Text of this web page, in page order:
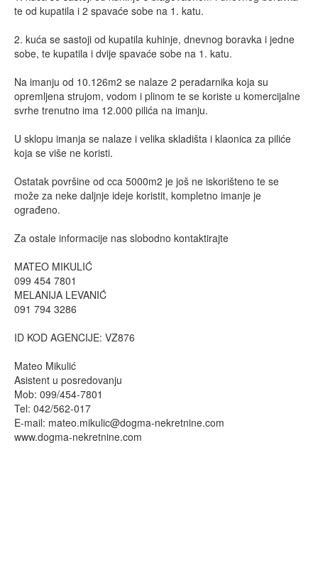
te od kupatila i 2 spavaće sobe na 1. katu.
2. kuća se sastoji od kupatila kuhinje, dnevnog boravka i jedne
sobe, te kupatila i dvije spavaće sobe na 1. katu.
Na imanju od 10.126m2 se nalaze 2 peradarnika koja su
opremljena strujom, vodom i plinom te se koriste u komercijalne
svrhe trenutno ima 12.000 pilića na imanju.
U sklopu imanja se nalaze i velika skladišta i klaonica za piliće
koja se više ne koristi.
Ostatak površine od cca 5000m2 je još ne iskorišteno te se
može za neke daljnje ideje koristit, kompletno imanje je
ograđeno.
Za ostale informacije nas slobodno kontaktirajte
MATEO MIKULIĆ
099 454 7801
MELANIJA LEVANIĆ
091 794 3286
ID KOD AGENCIJE: VZ876
Mateo Mikulić
Asistent u posredovanju
Mob: 099/454-7801
Tel: 042/562-017
E-mail: mateo.mikulic@dogma-nekretnine.com
www.dogma-nekretnine.com